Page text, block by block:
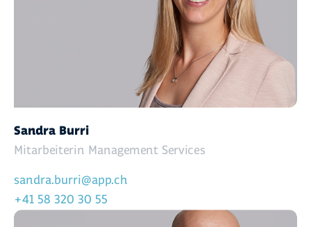
Sandra Burri
Mitarbeiterin Management Services
sandra.burri@app.ch
+41 58 320 30 55